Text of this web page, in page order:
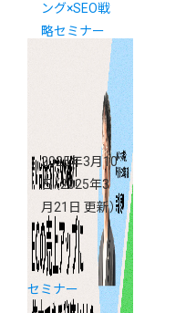
ング×SEO戦
略セミナー
2025年3月10
日（2025年3
月21日 更新）
セミナー